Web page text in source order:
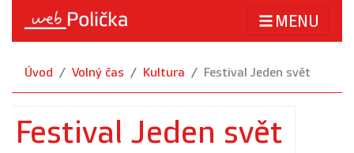
MENU
Úvod Volný čas Kultura Festival Jeden svět
Festival Jeden svět